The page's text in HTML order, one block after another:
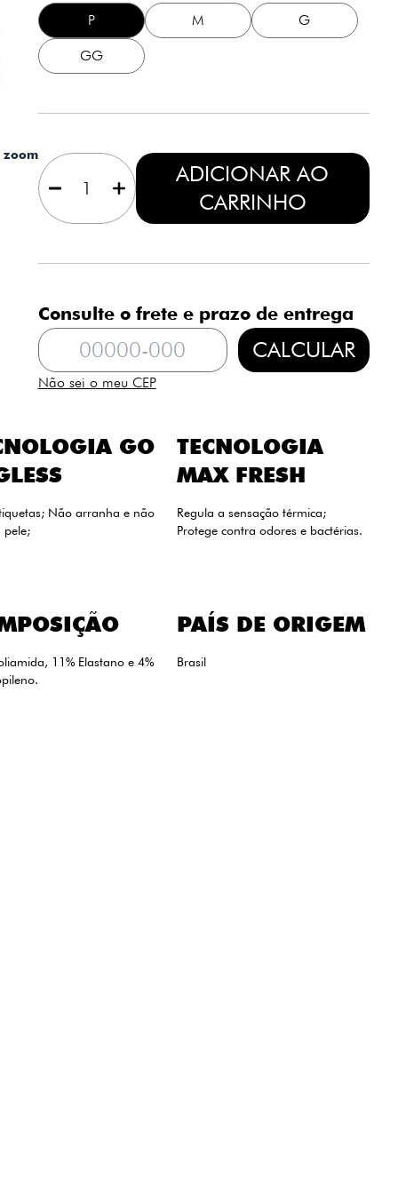
zoom
P M G
GG
ADICIONAR AO
CARRINHO
Consulte o frete e prazo de entrega
CALCULAR
Não sei o meu CEP
GO
Não arranha e não
pele;
TECNOLOGIA
MAX FRESH
Regula a sensação térmica;
Protege contra odores e bactérias.
11% Elastano e 4%
PAÍS DE ORIGEM
Brasil